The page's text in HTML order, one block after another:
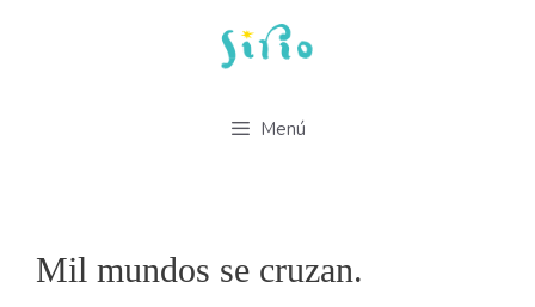
Menú
Mil mundos se cruzan.